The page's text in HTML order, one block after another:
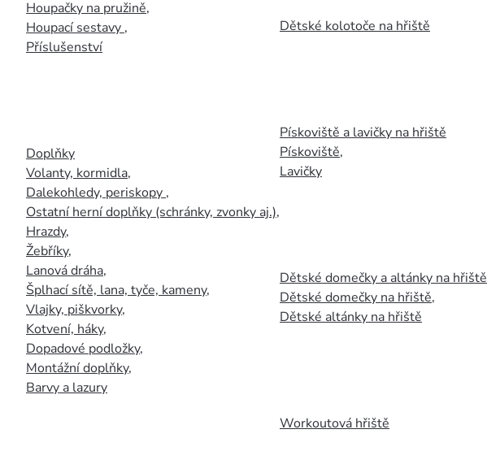
Houpačky na pružině,
Houpací sestavy ,
Příslušenství
Doplňky
Volanty, kormidla,
Dalekohledy, periskopy ,
Ostatní herní doplňky (schránky, zvonky aj.),
Hrazdy,
Žebříky,
Lanová dráha,
Šplhací sítě, lana, tyče, kameny,
Vlajky, piškvorky,
Kotvení, háky,
Dopadové podložky,
Montážní doplňky,
Barvy a lazury
Dětské kolotoče na hřiště
Pískoviště a lavičky na hřiště
Pískoviště,
Lavičky
Dětské domečky a altánky na hřiště
Dětské domečky na hřiště,
Dětské altánky na hřiště
Workoutová hřiště